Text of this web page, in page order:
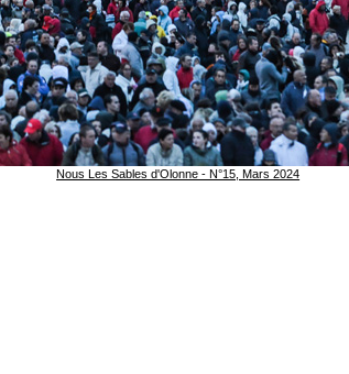
Nous Les Sables d'Olonne - N°15, Mars 2024